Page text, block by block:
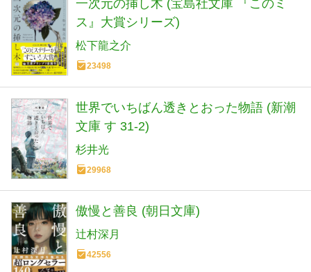
一次元の挿し木 (宝島社文庫 『このミ
ス』大賞シリーズ)
松下龍之介
23498
世界でいちばん透きとおった物語 (新潮
文庫 す 31-2)
杉井光
29968
傲慢と善良 (朝日文庫)
辻村深月
42556